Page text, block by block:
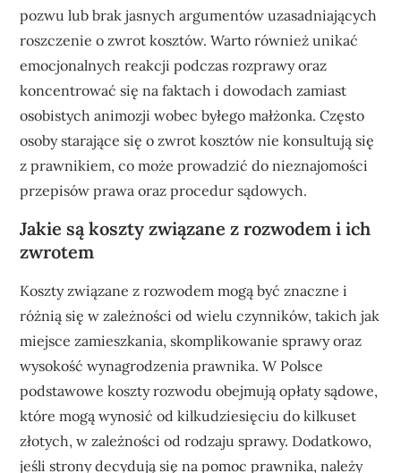
pozwu lub brak jasnych argumentów uzasadniających
roszczenie o zwrot kosztów. Warto również unikać
emocjonalnych reakcji podczas rozprawy oraz
koncentrować się na faktach i dowodach zamiast
osobistych animozji wobec byłego małżonka. Często
osoby starające się o zwrot kosztów nie konsultują się
z prawnikiem, co może prowadzić do nieznajomości
przepisów prawa oraz procedur sądowych.
Jakie są koszty związane z rozwodem i ich
zwrotem
Koszty związane z rozwodem mogą być znaczne i
różnią się w zależności od wielu czynników, takich jak
miejsce zamieszkania, skomplikowanie sprawy oraz
wysokość wynagrodzenia prawnika. W Polsce
podstawowe koszty rozwodu obejmują opłaty sądowe,
które mogą wynosić od kilkudziesięciu do kilkuset
złotych, w zależności od rodzaju sprawy. Dodatkowo,
jeśli strony decydują się na pomoc prawnika, należy